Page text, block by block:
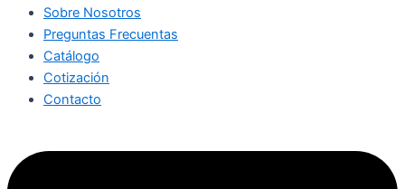
Sobre Nosotros
Preguntas Frecuentas
Catálogo
Cotización
Contacto